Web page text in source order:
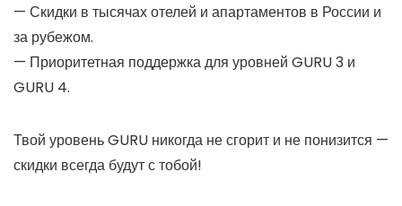
— Скидки в тысячах отелей и апартаментов в России и
за рубежом.
— Приоритетная поддержка для уровней GURU 3 и
GURU 4.
Твой уровень GURU никогда не сгорит и не понизится —
скидки всегда будут с тобой!